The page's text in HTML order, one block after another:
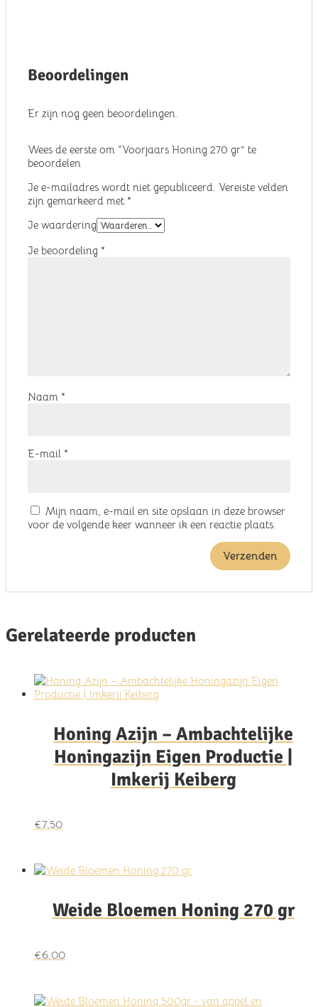
Beoordelingen
Er zijn nog geen beoordelingen.
Wees de eerste om “Voorjaars Honing 270 gr” te
beoordelen
Je e-mailadres wordt niet gepubliceerd. Vereiste velden
zijn gemarkeerd met *
Je waardering
Je beoordeling *
Naam *
E-mail *
Mijn naam, e-mail en site opslaan in deze browser
voor de volgende keer wanneer ik een reactie plaats.
Gerelateerde producten
Honing Azijn – Ambachtelijke
Honingazijn Eigen Productie |
Imkerij Keiberg
€7,50
Weide Bloemen Honing 270 gr
€6,00